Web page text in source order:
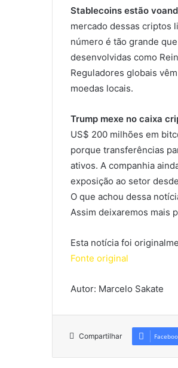
Stablecoins estão
mercado dessas criptos
número é tão grande
desenvolvidas como
Reguladores globais
moedas locais.
Trump mexe no caixa
US$ 200 milhões em
porque transferências
ativos. A companhia
exposição ao setor
O que achou dessa
Assim deixaremos mais
Esta notícia foi
Fonte original
Autor: Marcelo Sakate
Compartilhar